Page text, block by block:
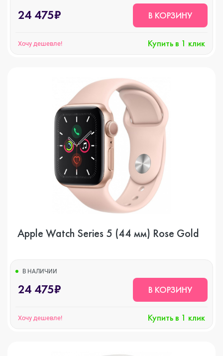
24 475₽ В КОРЗИНУ
Хочу дешевле! Купить в 1 клик
Apple Watch Series 5 (44 мм) Rose Gold
В НАЛИЧИИ
24 475₽ В КОРЗИНУ
Хочу дешевле! Купить в 1 клик